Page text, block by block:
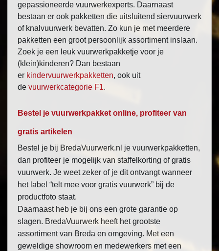
gepassioneerde vuurwerkexperts. Daarnaast
bestaan er ook pakketten die uitsluitend siervuurwerk
of knalvuurwerk bevatten. Zo kun je met meerdere
pakketten een groot persoonlijk assortiment inslaan.
Zoek je een leuk vuurwerkpakketje voor je
(klein)kinderen? Dan bestaan
er kindervuurwerkpakketten, ook uit
de vuurwerkcategorie F1.
Bestel je vuurwerkpakket online, profiteer van
gratis artikelen
Bestel je bij BredaVuurwerk.nl je vuurwerkpakketten,
dan profiteer je mogelijk van staffelkorting of gratis
vuurwerk. Je weet zeker of je dit ontvangt wanneer
het label “telt mee voor gratis vuurwerk” bij de
productfoto staat.
Daarnaast heb je bij ons een grote garantie op
slagen. BredaVuurwerk heeft het grootste
assortiment van Breda en omgeving. Met een
geweldige showroom en medewerkers met een